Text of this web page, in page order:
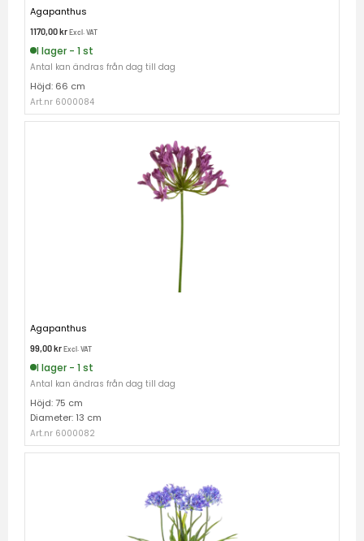
Agapanthus
1170,00krExcl. VAT
I lager - 1 st
Antal kan ändras från dag till dag
Höjd: 66 cm
Art.nr 6000084
Agapanthus
99,00krExcl. VAT
I lager - 1 st
Antal kan ändras från dag till dag
Höjd: 75 cm
Diameter: 13 cm
Art.nr 6000082